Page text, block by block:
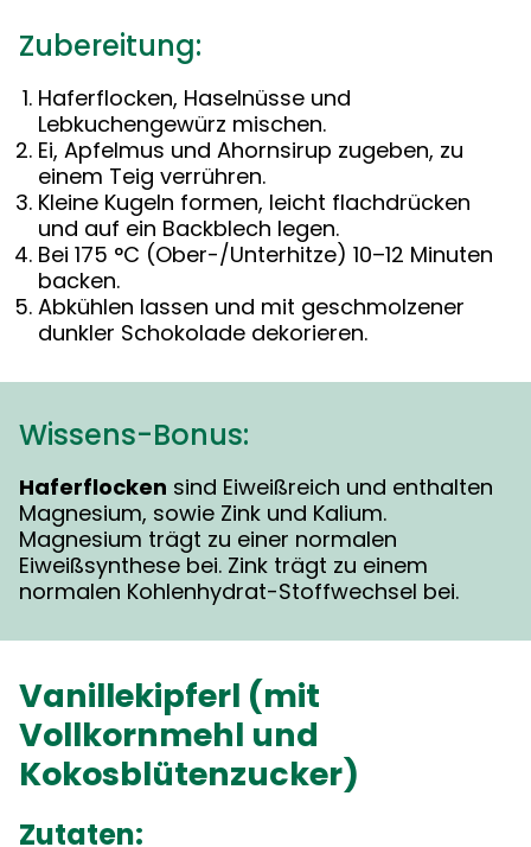
Zubereitung:
Haferflocken, Haselnüsse und
Lebkuchengewürz mischen.
Ei, Apfelmus und Ahornsirup zugeben, zu
einem Teig verrühren.
Kleine Kugeln formen, leicht flachdrücken
und auf ein Backblech legen.
Bei 175 °C (Ober-/Unterhitze) 10–12 Minuten
backen.
Abkühlen lassen und mit geschmolzener
dunkler Schokolade dekorieren.
Wissens-Bonus:
Haferflocken sind Eiweißreich und enthalten
Magnesium, sowie Zink und Kalium.
Magnesium trägt zu einer normalen
Eiweißsynthese bei. Zink trägt zu einem
normalen Kohlenhydrat-Stoffwechsel bei.
Vanillekipferl (mit
Vollkornmehl und
Kokosblütenzucker)
Zutaten: